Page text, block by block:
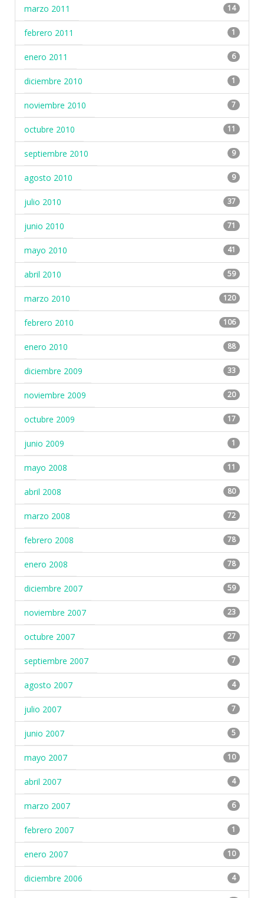
marzo 2011 14
febrero 2011 1
enero 2011 6
diciembre 2010 1
noviembre 2010 7
octubre 2010 11
septiembre 2010 9
agosto 2010 9
julio 2010 37
junio 2010 71
mayo 2010 41
abril 2010 59
marzo 2010 120
febrero 2010 106
enero 2010 88
diciembre 2009 33
noviembre 2009 20
octubre 2009 17
junio 2009 1
mayo 2008 11
abril 2008 80
marzo 2008 72
febrero 2008 78
enero 2008 78
diciembre 2007 59
noviembre 2007 23
octubre 2007 27
septiembre 2007 7
agosto 2007 4
julio 2007 7
junio 2007 5
mayo 2007 10
abril 2007 4
marzo 2007 6
febrero 2007 1
enero 2007 10
diciembre 2006 4